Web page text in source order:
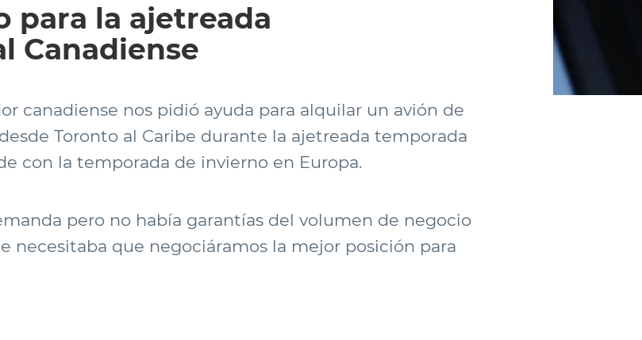
para la ajetreada
Canadiense
canadiense nos pidió ayuda para alquilar un avión de
Toronto al Caribe durante la ajetreada temporada
con la temporada de invierno en Europa.
pero no había garantías del volumen de negocio
necesitaba que negociáramos la mejor posición para